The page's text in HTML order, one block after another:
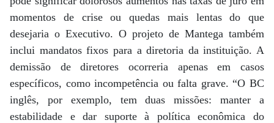
momentos de crise ou quedas mais lentas do que
desejaria o Executivo. O projeto de Mantega também
inclui mandatos fixos para a diretoria da instituição. A
demissão de diretores ocorreria apenas em casos
específicos, como incompetência ou falta grave. “O BC
inglês, por exemplo, tem duas missões: manter a
estabilidade e dar suporte à política econômica do